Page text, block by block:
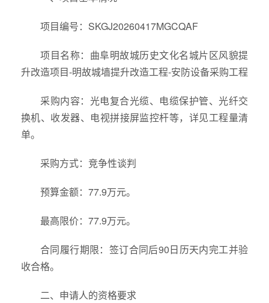
项目编号：SKGJ20260417MGCQAF
项目名称：曲阜明故城历史文化名城片区风貌提
升改造项目-明故城墙提升改造工程-安防设备采购工程
采购内容：光电复合光缆、电缆保护管、光纤交
换机、收发器、电视拼接屏监控杆等，详见工程量清
单。
采购方式：竞争性谈判
预算金额：77.9万元。
最高限价：77.9万元。
合同履行期限：签订合同后90日历天内完工并验
收合格。
二、申请人的资格要求